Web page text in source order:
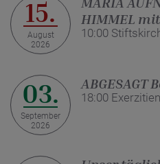
15.
August
2026
HIMMEL
10:00
03.
September
2026
ABGESAGT
18:00